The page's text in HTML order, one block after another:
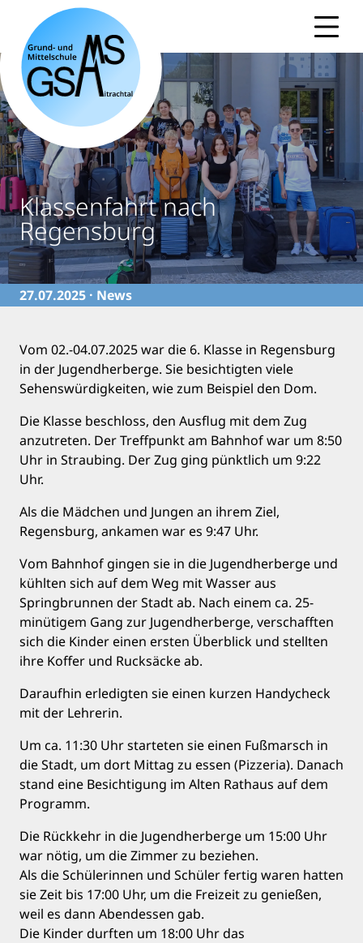
content
Klassenfahrt nach
Regensburg
27.07.2025 · News
Vom 02.-04.07.2025 war die 6. Klasse in Regensburg
in der Jugendherberge. Sie besichtigten viele
Sehenswürdigkeiten, wie zum Beispiel den Dom.
Die Klasse beschloss, den Ausflug mit dem Zug
anzutreten. Der Treffpunkt am Bahnhof war um 8:50
Uhr in Straubing. Der Zug ging pünktlich um 9:22
Uhr.
Als die Mädchen und Jungen an ihrem Ziel,
Regensburg, ankamen war es 9:47 Uhr.
Vom Bahnhof gingen sie in die Jugendherberge und
kühlten sich auf dem Weg mit Wasser aus
Springbrunnen der Stadt ab. Nach einem ca. 25-
minütigem Gang zur Jugendherberge, verschafften
sich die Kinder einen ersten Überblick und stellten
ihre Koffer und Rucksäcke ab.
Daraufhin erledigten sie einen kurzen Handycheck
mit der Lehrerin.
Um ca. 11:30 Uhr starteten sie einen Fußmarsch in
die Stadt, um dort Mittag zu essen (Pizzeria). Danach
stand eine Besichtigung im Alten Rathaus auf dem
Programm.
Die Rückkehr in die Jugendherberge um 15:00 Uhr
war nötig, um die Zimmer zu beziehen.
Als die Schülerinnen und Schüler fertig waren hatten
sie Zeit bis 17:00 Uhr, um die Freizeit zu genießen,
weil es dann Abendessen gab.
Die Kinder durften um 18:00 Uhr das